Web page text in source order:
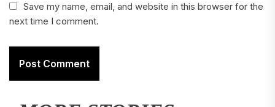
Save my name, email, and website in this browser for the
next time I comment.